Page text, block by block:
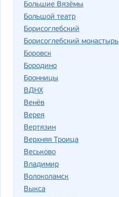
Большие Вязёмы
Большой театр
Борисоглебский
Борисоглебский монастырь
Боровск
Бородино
Бронницы
ВДНХ
Венёв
Верея
Вертязин
Верхняя Троица
Веськово
Владимир
Волоколамск
Выкса